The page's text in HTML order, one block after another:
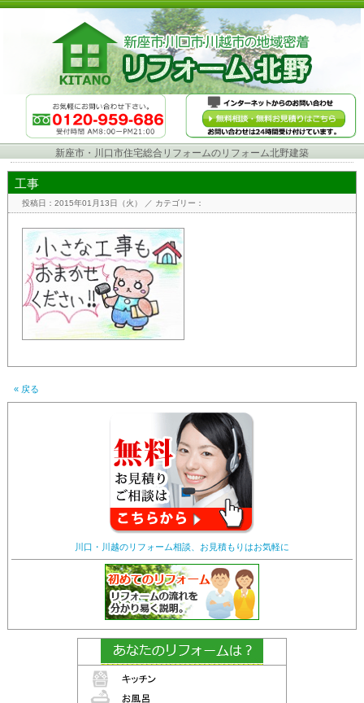
新座市・川口市住宅総合リフォームのリフォーム北野建築
工事
投稿日：2015年01月13日（火） ／ カテゴリー：
« 戻る
川口・川越のリフォーム相談、お見積もりはお気軽に